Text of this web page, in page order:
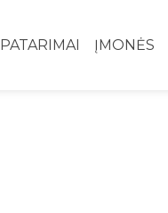
PATARIMAI ĮMONĖS